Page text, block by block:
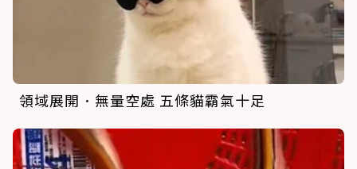
領域展開．無量空處 五條貓霸氣十足